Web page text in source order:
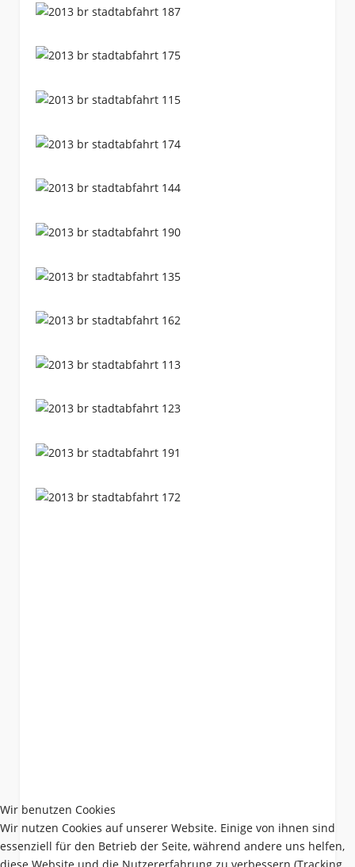
Wir benutzen Cookies
Wir nutzen Cookies auf unserer Website. Einige von ihnen sind
essenziell für den Betrieb der Seite, während andere uns helfen,
diese Website und die Nutzererfahrung zu verbessern (Tracking